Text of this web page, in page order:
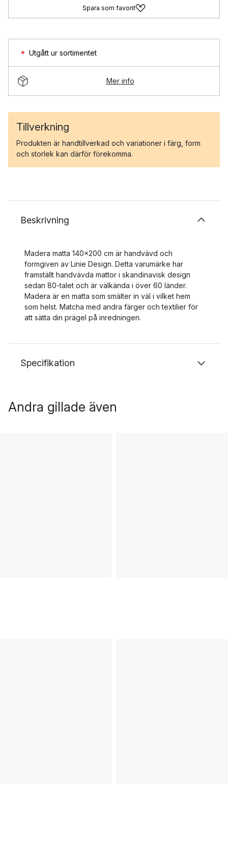
Spara som favorit
Utgått ur sortimentet
Mer info
Tillverkning
Produkten är handtillverkad och variationer i färg, form
och storlek kan därför förekomma.
Beskrivning
Madera matta 140x200 cm är handvävd och
formgiven av Linie Design. Detta varumärke har
framställt handvävda mattor i skandinavisk design
sedan 80-talet och är välkända i över 60 länder.
Madera är en matta som smälter in väl i vilket hem
som helst. Matcha med andra färger och textilier för
att sätta din prägel på inredningen.
Specifikation
Andra gillade även